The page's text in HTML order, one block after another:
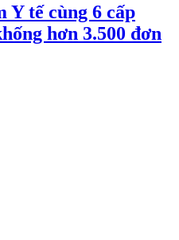
Y tế cùng 6 cấp
hơn 3.500 đơn